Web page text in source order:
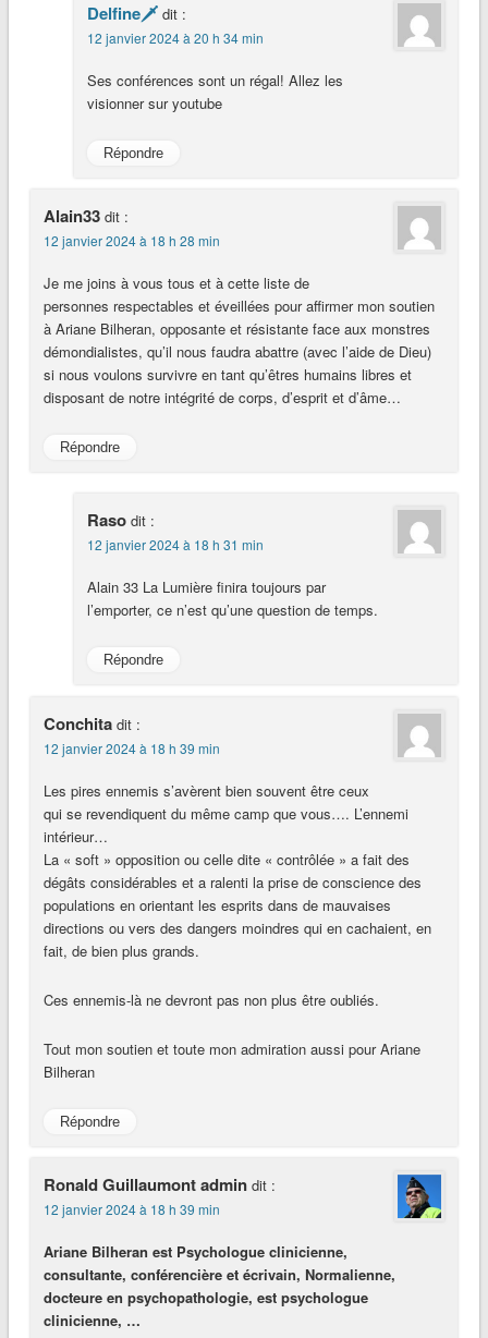
Delfine🗡 dit :
12 janvier 2024 à 20 h 34 min
Ses conférences sont un régal! Allez les
visionner sur youtube
Répondre
Alain33 dit :
12 janvier 2024 à 18 h 28 min
Je me joins à vous tous et à cette liste de
personnes respectables et éveillées pour affirmer mon soutien
à Ariane Bilheran, opposante et résistante face aux monstres
démondialistes, qu’il nous faudra abattre (avec l’aide de Dieu)
si nous voulons survivre en tant qu’êtres humains libres et
disposant de notre intégrité de corps, d’esprit et d’âme…
Répondre
Raso dit :
12 janvier 2024 à 18 h 31 min
Alain 33 La Lumière finira toujours par
l’emporter, ce n’est qu’une question de temps.
Répondre
Conchita dit :
12 janvier 2024 à 18 h 39 min
Les pires ennemis s’avèrent bien souvent être ceux
qui se revendiquent du même camp que vous…. L’ennemi
intérieur…
La « soft » opposition ou celle dite « contrôlée » a fait des
dégâts considérables et a ralenti la prise de conscience des
populations en orientant les esprits dans de mauvaises
directions ou vers des dangers moindres qui en cachaient, en
fait, de bien plus grands.
Ces ennemis-là ne devront pas non plus être oubliés.
Tout mon soutien et toute mon admiration aussi pour Ariane
Bilheran
Répondre
Ronald Guillaumont admin dit :
12 janvier 2024 à 18 h 39 min
Ariane Bilheran est Psychologue clinicienne,
consultante, conférencière et écrivain, Normalienne,
docteure en psychopathologie, est psychologue
clinicienne, …